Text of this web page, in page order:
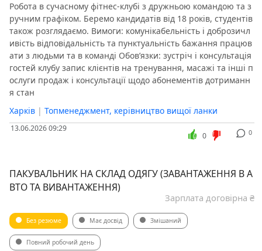
Робота в сучасному фітнес-клубі з дружньою командою та з
ручним графіком. Беремо кандидатів від 18 років, студентів
також розглядаємо. Вимоги: комунікабельність і доброзичл
ивість відповідальність та пунктуальність бажання працюв
ати з людьми та в команді Обов’язки: зустріч і консультація
гостей клубу запис клієнтів на тренування, масажі та інші п
ослуги продаж і консультації щодо абонементів дотриманн
я стан
Харків | Топменеджмент, керівництво вищої ланки
13.06.2026 09:29 0
0
ПАКУВАЛЬНИК НА СКЛАД ОДЯГУ (ЗАВАНТАЖЕННЯ В А
ВТО ТА ВИВАНТАЖЕННЯ)
Зарплата договірна ₴
Без резюме Має досвід Змішаний
Повний робочий день